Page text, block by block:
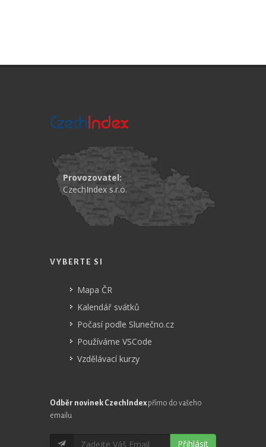
Provozovatel:
CzechIndex s.r.o.
VYBERTE SI
Mapa ČR
Kalendář svátků
Počasí podle Slunečno.cz
Používáme VSCode
Vzdělávací kurzy
Odběr novinek CzechIndex přímo do vašeho
emailu
Přihlásit